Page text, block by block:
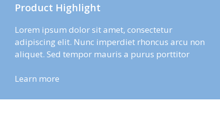
Product Highlight
Lorem ipsum dolor sit amet, consectetur
adipiscing elit. Nunc imperdiet rhoncus arcu non
aliquet. Sed tempor mauris a purus porttitor
Learn more